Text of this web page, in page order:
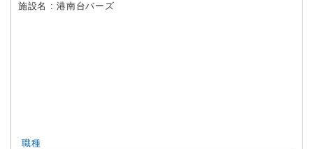
施設名 : 港南台バーズ
職種